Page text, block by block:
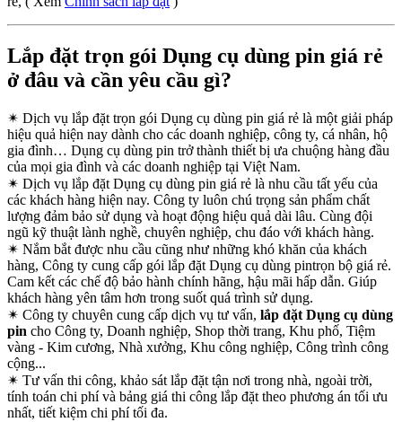
Lắp đặt trọn gói Dụng cụ dùng pin giá rẻ
ở đâu và cần yêu cầu gì?
✴ Dịch vụ lắp đặt trọn gói Dụng cụ dùng pin giá rẻ là một giải pháp
hiệu quả hiện nay dành cho các doanh nghiệp, công ty, cá nhân, hộ
gia đình… Dụng cụ dùng pin trở thành thiết bị ưa chuộng hàng đầu
của mọi gia đình và các doanh nghiệp tại Việt Nam.
✴ Dịch vụ lắp đặt Dụng cụ dùng pin giá rẻ là nhu cầu tất yếu của
các khách hàng hiện nay. Công ty luôn chú trọng sản phẩm chất
lượng đảm bảo sử dụng và hoạt động hiệu quả dài lâu. Cùng đội
ngũ kỹ thuật lành nghề, chuyên nghiệp, chu đáo với khách hàng.
✴ Nắm bắt được nhu cầu cũng như những khó khăn của khách
hàng, Công ty cung cấp gói lắp đặt Dụng cụ dùng pintrọn bộ giá rẻ.
Cam kết các chế độ bảo hành chính hãng, hậu mãi hấp dẫn. Giúp
khách hàng yên tâm hơn trong suốt quá trình sử dụng.
✴ Công ty chuyên cung cấp dịch vụ tư vấn, lắp đặt Dụng cụ dùng
pin cho Công ty, Doanh nghiệp, Shop thời trang, Khu phố, Tiệm
vàng - Kim cương, Nhà xưởng, Khu công nghiệp, Công trình công
cộng...
✴ Tư vấn thi công, khảo sát lắp đặt tận nơi trong nhà, ngoài trời,
tính toán chi phí và bảng giá thi công lắp đặt theo phương án tối ưu
nhất, tiết kiệm chi phí tối đa.